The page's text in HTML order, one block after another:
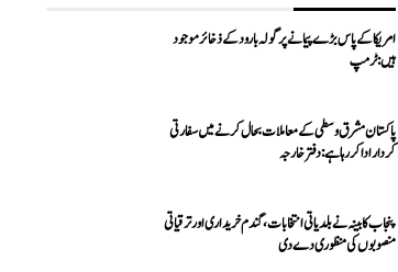
امریکا کے پاس بڑے پیمانے پر گولہ بارود کے ذخائر موجود
ہیں: ٹرمپ
پاکستان مشرق وسطی کے معاملات بحال کرنے میں سفارتی
کردار ادا کررہا ہے: دفتر خارجہ
پنجاب کابینہ نے بلدیاتی انتخابات، گندم خریداری اور ترقیاتی
منصوبوں کی منظوری دے دی